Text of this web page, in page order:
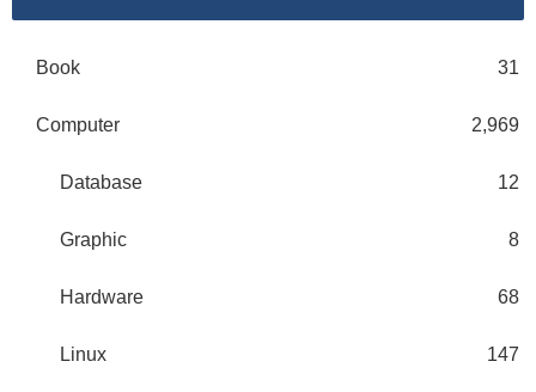
Book 31
Computer 2,969
Database 12
Graphic 8
Hardware 68
Linux 147